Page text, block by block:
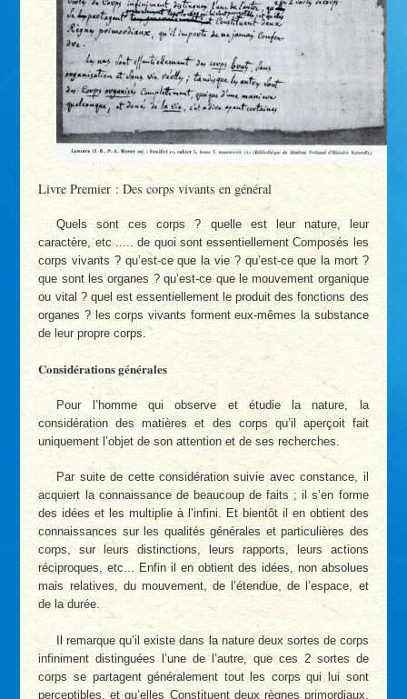
Livre Premier : Des corps vivants en général
Quels sont ces corps ? quelle est leur nature, leur
caractère, etc ..... de quoi sont essentiellement Composés les
corps vivants ? qu’est-ce que la vie ? qu’est-ce que la mort ?
que sont les organes ? qu’est-ce que le mouvement organique
ou vital ? quel est essentiellement le produit des fonctions des
organes ? les corps vivants forment eux-mêmes la substance
de leur propre corps.
Considérations générales
Pour l’homme qui observe et étudie la nature, la
considération des matières et des corps qu’il aperçoit fait
uniquement l’objet de son attention et de ses recherches.
Par suite de cette considération suivie avec constance, il
acquiert la connaissance de beaucoup de faits ; il s’en forme
des idées et les multiplie à l’infini. Et bientôt il en obtient des
connaissances sur les qualités générales et particulières des
corps, sur leurs distinctions, leurs rapports, leurs actions
réciproques, etc... Enfin il en obtient des idées, non absolues
mais relatives, du mouvement, de l’étendue, de l’espace, et
de la durée.
Il remarque qu’il existe dans la nature deux sortes de corps
infiniment distinguées l’une de l’autre, que ces 2 sortes de
corps se partagent généralement tout les corps qui lui sont
perceptibles, et qu’elles Constituent deux règnes primordiaux,